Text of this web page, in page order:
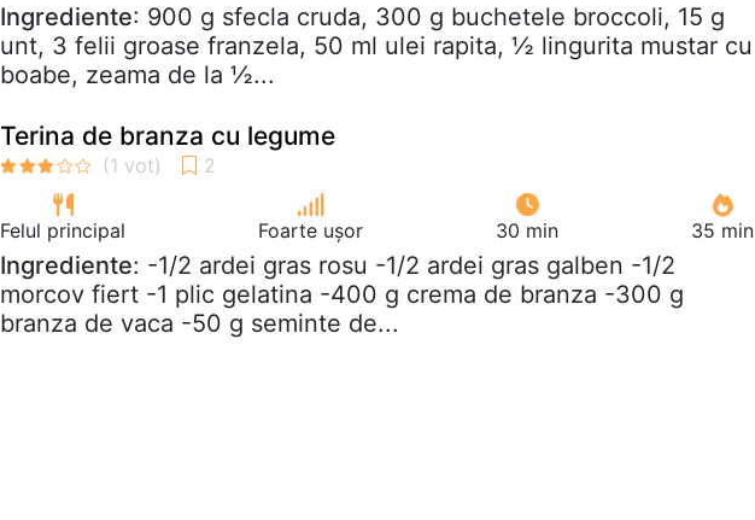
Ingrediente: 900 g sfecla cruda, 300 g buchetele broccoli, 15 g
unt, 3 felii groase franzela, 50 ml ulei rapita, ½ lingurita mustar cu
boabe, zeama de la ½...
Terina de branza cu legume
Felul principal Foarte ușor 30 min 35 min
Ingrediente: -1/2 ardei gras rosu -1/2 ardei gras galben -1/2
morcov fiert -1 plic gelatina -400 g crema de branza -300 g
branza de vaca -50 g seminte de...